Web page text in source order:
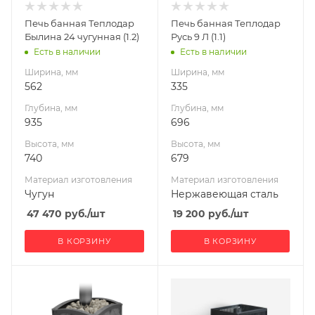
Чугун
Вид топлива
Дрова
Диаметр дымохода,
мм
Длина дров, мм
Масса камней, кг
Гарантия, мес.
Печь банная Теплодар
Былина 24 чугунная (1.2)
Есть в наличии
Ширина, мм
562
Глубина, мм
935
Высота, мм
740
Материал изготовления
Чугун
47 470 руб./шт
В КОРЗИНУ
Нержавеющая
сталь
Вид топлива
Диаметр дымохода,
115
370
25
60
Печь банная Теплодар
Русь 9 Л (1.1)
Есть в наличии
Ширина, мм
335
Глубина, мм
696
Высота, мм
679
Материал изготовления
Нержавеющая сталь
19 200 руб./шт
В КОРЗИНУ